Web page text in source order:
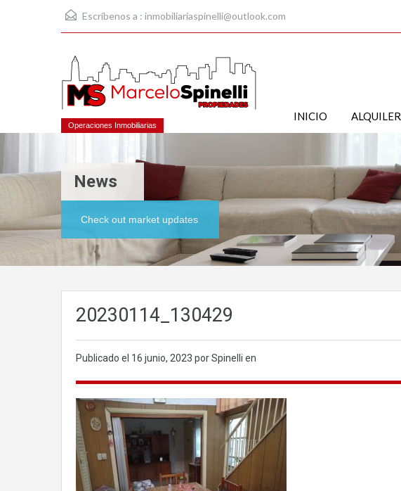
Escríbenos a : inmobiliariaspinelli@outlook.com
Operaciones Inmobiliarias
INICIO ALQUILER
News
Check out market updates
20230114_130429
Publicado el 16 junio, 2023 por Spinelli en